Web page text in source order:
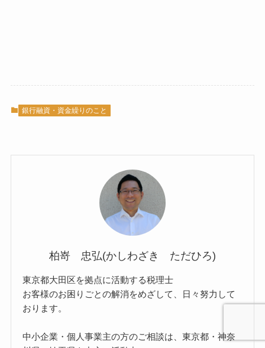
銀行融資・資金繰りのこと
柏嵜 忠弘(かしわざき ただひろ)
東京都大田区を拠点に活動する税理士
お客様のお困りごとの解消をめざして、日々努力して
おります。
中小企業・個人事業主の方のご相談は、東京都・神奈